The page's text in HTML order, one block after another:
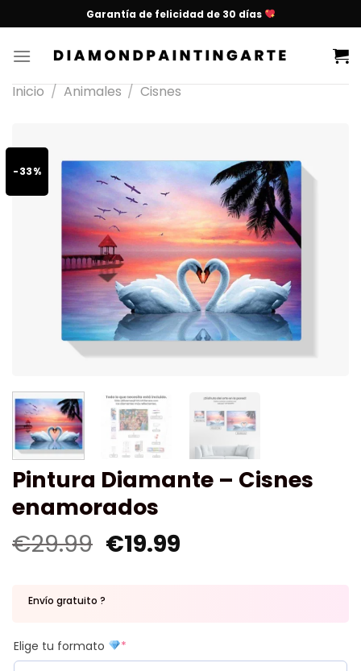
Garantía de felicidad de 30 días
Inicio / Animales / Cisnes
-33%
Pintura Diamante – Cisnes
enamorados
€29.99 €19.99
Envío gratuito ?
Elige tu formato *